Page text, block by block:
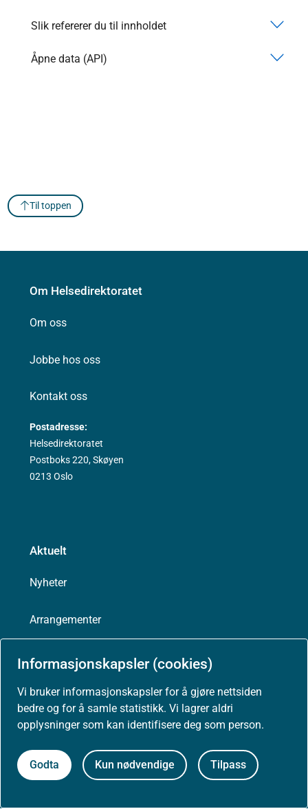
Informasjonskapsler (cookies)
Vi bruker informasjonskapsler for å gjøre nettsiden
bedre og for å samle statistikk. Vi lagrer aldri
opplysninger som kan identifisere deg som person.
Godta Kun nødvendige Tilpass
Slik refererer du til innholdet
Åpne data (API)
Til toppen
Om Helsedirektoratet
Om oss
Jobbe hos oss
Kontakt oss
Postadresse:
Helsedirektoratet
Postboks 220, Skøyen
0213 Oslo
Aktuelt
Nyheter
Arrangementer
Høringer
Presse
Om nettstedet